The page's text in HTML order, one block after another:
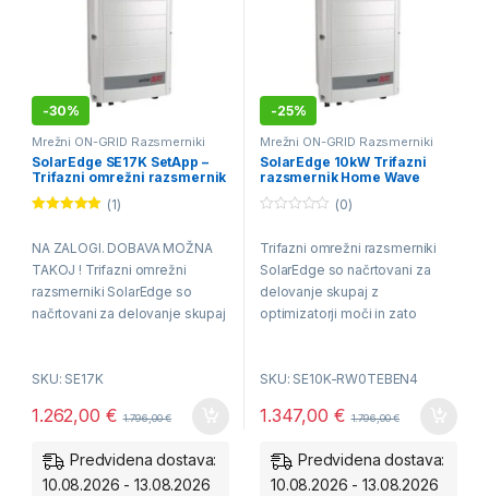
-30%
Mrežni ON-GRID Razsmerniki
SolarEdge SE17K SetApp –
Trifazni omrežni razsmernik
17kWh
(1)
NA ZALOGI. DOBAVA MOŽNA
TAKOJ ! Trifazni omrežni
razsmerniki SolarEdge so
načrtovani za delovanje skupaj
samooskrbo.
Nazivna moč 17000VA
Največji izkoristek 98%
SKU: SE17K
1.262,00 € 1.796,00€
Predvidena dostava:
10.08.2026 - 13.08.2026
-25%
Mrežni ON-GRID Razsmerniki
SolarEdge 10kW Trifazni
razsmernik Home Wave
SE10K-RW0TEBEN4
u
o
f
5
(0)
Trifazni omrežni razsmerniki
SolarEdge so načrtovani za
delovanje skupaj z
optimizatorji moči in zato
optimizatorji SE
SKU: SE10K-RW0TEBEN4
1.347,00 € 1.796,00€
Predvidena dostava:
10.08.2026 - 13.08.2026